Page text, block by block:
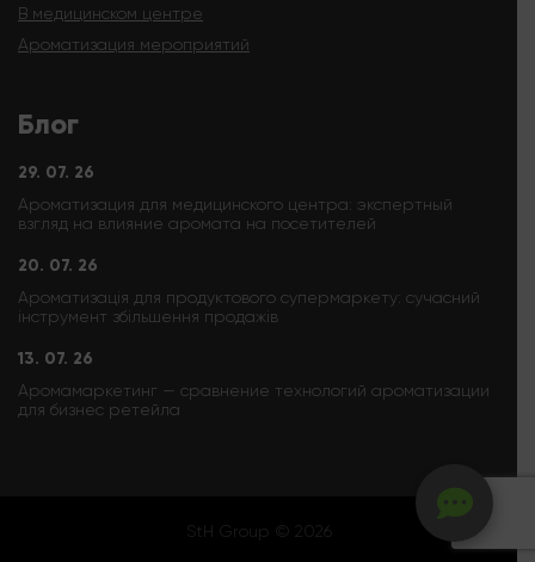
В медицинском центре
Ароматизация мероприятий
Блог
29. 07. 26
Ароматизация для медицинского центра: экспертный
взгляд на влияние аромата на посетителей
20. 07. 26
Ароматизація для продуктового супермаркету: сучасний
інструмент збільшення продажів
13. 07. 26
Аромамаркетинг — сравнение технологий ароматизации
для бизнес ретейла
StH Group © 2026